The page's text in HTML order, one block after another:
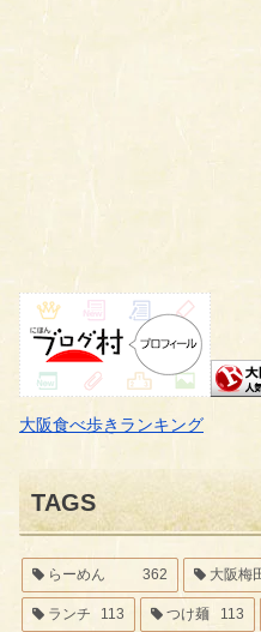
大阪食べ歩きランキング
TAGS
らーめん 362 大阪梅
ランチ 113 つけ麺 113